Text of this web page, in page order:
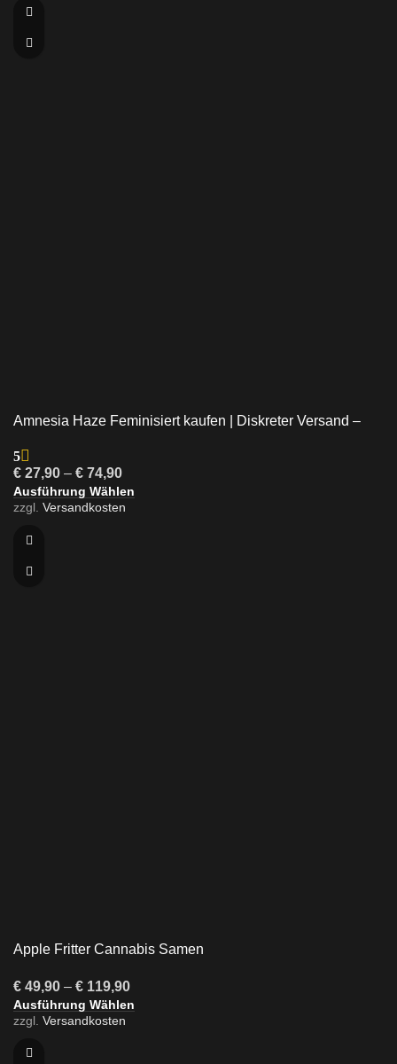
Amnesia Haze Feminisiert kaufen | Diskreter Versand –
5
€ 27,90 – € 74,90
Ausführung Wählen
zzgl. Versandkosten
Apple Fritter Cannabis Samen
€ 49,90 – € 119,90
Ausführung Wählen
zzgl. Versandkosten